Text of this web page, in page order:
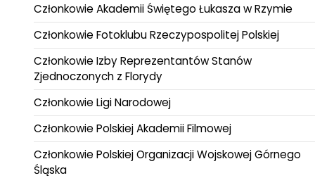
Członkowie Akademii Świętego Łukasza w Rzymie
Członkowie Fotoklubu Rzeczypospolitej Polskiej
Członkowie Izby Reprezentantów Stanów
Zjednoczonych z Florydy
Członkowie Ligi Narodowej
Członkowie Polskiej Akademii Filmowej
Członkowie Polskiej Organizacji Wojskowej Górnego
Śląska